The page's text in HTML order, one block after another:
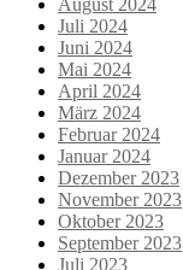
August 2024
Juli 2024
Juni 2024
Mai 2024
April 2024
März 2024
Februar 2024
Januar 2024
Dezember 2023
November 2023
Oktober 2023
September 2023
Juli 2023